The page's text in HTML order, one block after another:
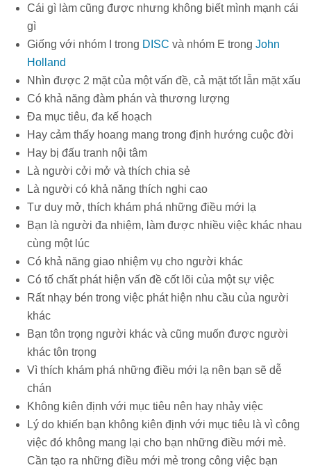
Cái gì làm cũng được nhưng không biết mình mạnh cái
gì
Giống với nhóm I trong DISC và nhóm E trong John
Holland
Nhìn được 2 mặt của một vấn đề, cả mặt tốt lẫn mặt xấu
Có khả năng đàm phán và thương lượng
Đa mục tiêu, đa kế hoạch
Hay cảm thấy hoang mang trong định hướng cuộc đời
Hay bị đấu tranh nội tâm
Là người cởi mở và thích chia sẻ
Là người có khả năng thích nghi cao
Tư duy mở, thích khám phá những điều mới lạ
Bạn là người đa nhiệm, làm được nhiều việc khác nhau
cùng một lúc
Có khả năng giao nhiệm vụ cho người khác
Có tố chất phát hiện vấn đề cốt lõi của một sự việc
Rất nhạy bén trong việc phát hiện nhu cầu của người
khác
Bạn tôn trọng người khác và cũng muốn được người
khác tôn trọng
Vì thích khám phá những điều mới lạ nên bạn sẽ dễ
chán
Không kiên định với mục tiêu nên hay nhảy việc
Lý do khiến bạn không kiên định với mục tiêu là vì công
việc đó không mang lại cho bạn những điều mới mẻ.
Cần tạo ra những điều mới mẻ trong công việc bạn